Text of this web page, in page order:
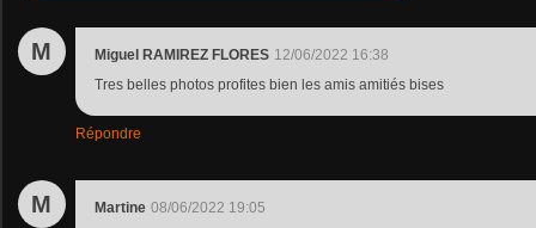
M Miguel RAMIREZ FLORES 12/06/2022 16:38
Tres belles photos profites bien les amis amitiés bises
Répondre
M Martine 08/06/2022 19:05